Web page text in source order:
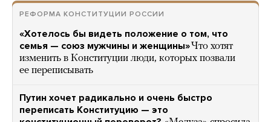
РЕФОРМА КОНСТИТУЦИИ РОССИИ
«Хотелось бы видеть положение о том, что
семья — союз мужчины и женщины»Что хотят
изменить в Конституции люди, которых позвали
ее переписывать
Путин хочет радикально и очень быстро
переписать Конституцию — это